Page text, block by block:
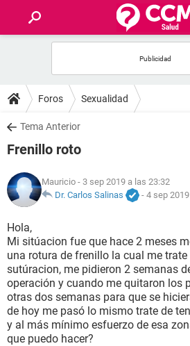
FOROS
SALUD
NUTRICIÓN
BIENESTAR
SEXUALIDAD
GLOSARIO
Foros Sexualidad
Tema Anterior
Frenillo roto
Mauricio - 3 sep 2019 a las 23:32
Dr. Carlos Salinas
- 4 sep
Hola,
Mi sitúacion fue que hace 2 meses
una rotura de frenillo la cual me
sutúracion, me pidieron 2 semanas
operación y cuando me quitaron los
otras dos semanas para que se
de hoy me pasó lo mismo trate de
y al más mínimo esfuerzo de esa
que puedo hacer?